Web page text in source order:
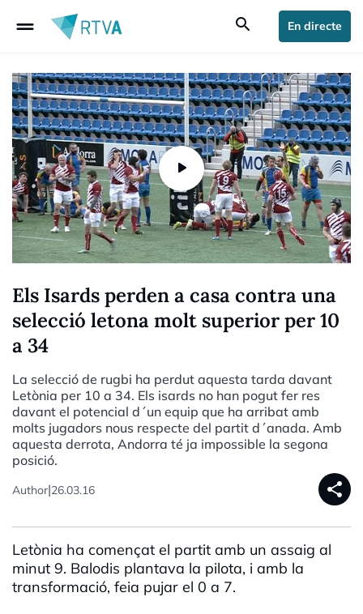
drag_handle search En directe
Els Isards perden a casa contra una
selecció letona molt superior per 10
a 34
La selecció de rugbi ha perdut aquesta tarda davant
Letònia per 10 a 34. Els isards no han pogut fer res
davant el potencial d´un equip que ha arribat amb
molts jugadors nous respecte del partit d´anada. Amb
aquesta derrota, Andorra té ja impossible la segona
posició.
Author|26.03.16 share
Letònia ha començat el partit amb un assaig al
minut 9. Balodis plantava la pilota, i amb la
transformació, feia pujar el 0 a 7.